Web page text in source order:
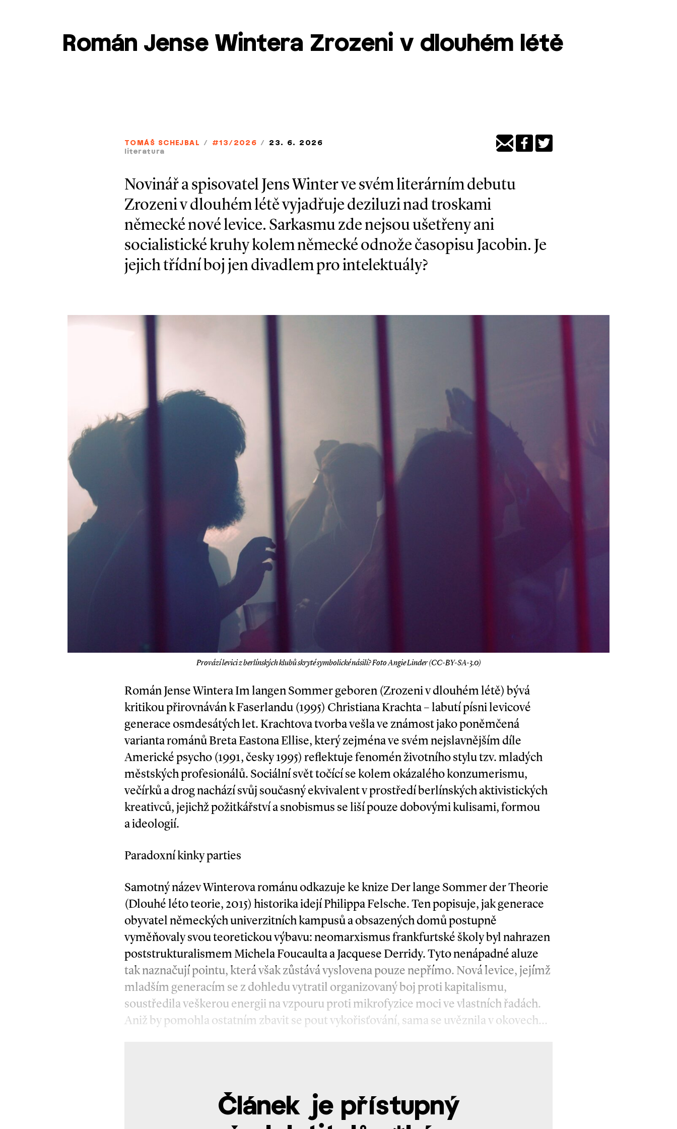
Román Jense Wintera Zrozeni v dlouhém létě
TOMÁŠ SCHEJBAL / #13/2026 /
23. 6. 2026
literatura
Novinář a spisovatel Jens Winter ve svém literárním debutu
Zrozeni v dlouhém létě vyjadřuje deziluzi nad troskami
německé nové levice. Sarkasmu zde nejsou ušetřeny ani
socialistické kruhy kolem německé odnože časopisu Jacobin. Je
jejich třídní boj jen divadlem pro intelektuály?
Provází levici z berlínských klubů skryté symbolické násilí? Foto Angie Linder (CC-BY-SA-3.0)
Román Jense Wintera Im langen Sommer ge­boren (Zrozeni v dlouhém létě) bývá
kritikou přirovnáván k Faserlandu (1995) Christiana Krachta – labutí písni levicové
generace osmdesátých let. Krachtova tvorba vešla ve známost jako poněmčená
varianta románů Breta Eastona Ellise, který zejména ve svém nejslavnějším díle
Americké psycho (1991, česky 1995) reflektuje fenomén životního stylu tzv. mladých
městských profesionálů. Sociální svět točící se kolem okázalého konzumerismu,
večírků a drog nachází svůj současný ekvivalent v prostředí berlínských aktivistických
kreativců, jejichž požitkářství a snobismus se liší pouze dobovými kulisami, formou
a ideologií.
Paradoxní kinky parties
Samotný název Winterova románu odkazuje ke knize Der lange Sommer der Theorie
(Dlouhé léto teorie, 2015) historika idejí Philippa Felsche. Ten popisuje, jak generace
obyvatel německých univerzitních kampusů a obsazených domů postupně
vyměňovaly svou teoretickou výbavu: neomarxismus frankfurtské školy byl nahrazen
poststrukturalismem Michela Foucaulta a Jacquese Derridy. Tyto nenápadné aluze
tak naznačují pointu, která však zůstává vyslovena pouze nepřímo. Nová levice, jejímž
mladším generacím se z dohledu vytratil organizovaný boj proti kapitalismu,
soustředila veškerou energii na vzpouru proti mikrofyzice moci ve vlastních řadách.
Aniž by pomohla ostatním zbavit se pout vykořisťování, sama se uvěznila v okovech…
Článek je přístupný